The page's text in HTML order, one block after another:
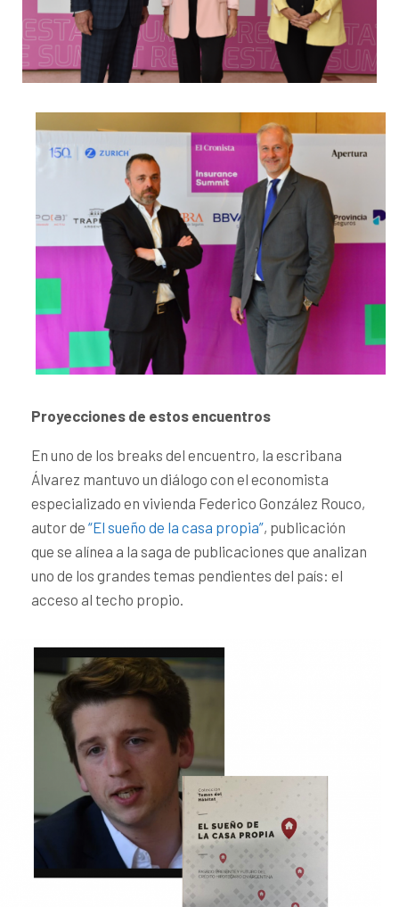
Proyecciones de estos encuentros
En uno de los breaks del encuentro, la escribana
Álvarez mantuvo un diálogo con el economista
especializado en vivienda Federico González Rouco,
autor de “El sueño de la casa propia”, publicación
que se alínea a la saga de publicaciones que analizan
uno de los grandes temas pendientes del país: el
acceso al techo propio.